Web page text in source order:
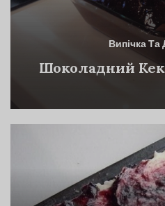
Випічка Та
Шоколадний